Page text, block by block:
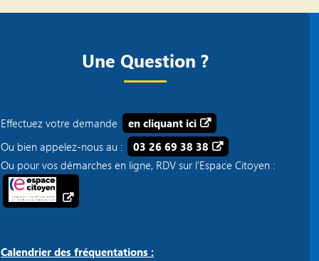
Une Question ?
Effectuez votre demande
en cliquant ici
Ou bien appelez-nous au :
03 26 69 38 38
Ou pour vos démarches en ligne, RDV sur l'Espace Citoyen :
Calendrier des fréquentations :